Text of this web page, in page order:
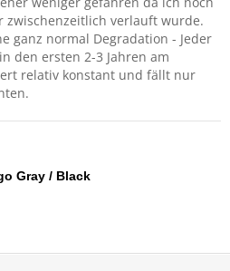
zwischenzeitlich verlauft wurde.
ganz normal Degradation - Jeder
den ersten 2-3 Jahren am
relativ konstant und fällt nur
Gray / Black